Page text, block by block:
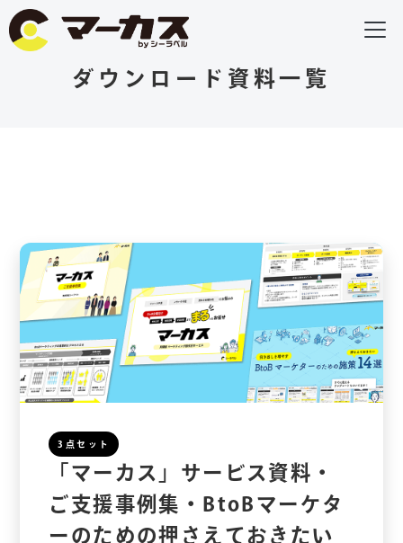
ダウンロード資料一覧
3点セット
「マーカス」サービス資料・
ご支援事例集・BtoBマーケタ
ーのための押さえておきたい